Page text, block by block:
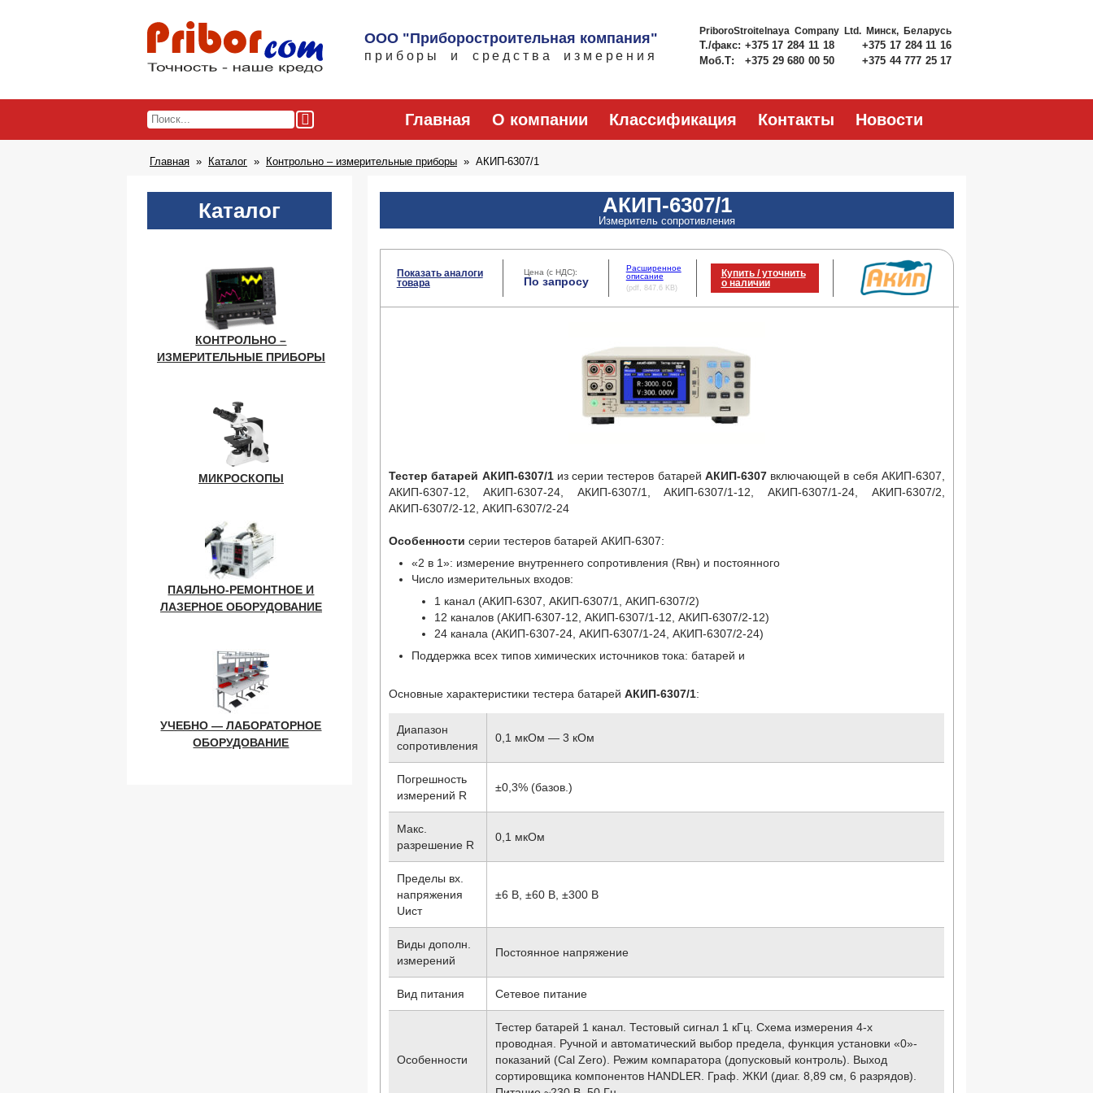
ООО "Приборостроительная компания"
приборы и средства измерения
PriboroStroitelnaya Company Ltd. Минск, Беларусь
Т./факс: +375 17 284 11 18
+375 17 284 11 16
Моб.Т:
+375 29 680 00 50 +375 44 777 25 17
Главная О компании Классификация Контакты Новости
Главная Каталог Контрольно – измерительные приборы АКИП-6307/1
Каталог
КОНТРОЛЬНО –
ИЗМЕРИТЕЛЬНЫЕ ПРИБОРЫ
МИКРОСКОПЫ
ПАЯЛЬНО-РЕМОНТНОЕ И
ЛАЗЕРНОЕ ОБОРУДОВАНИЕ
УЧЕБНО — ЛАБОРАТОРНОЕ
ОБОРУДОВАНИЕ
АКИП-6307/1
Измеритель сопротивления
Показать аналоги
товара
Цена (с НДС):
По запросу
Расширенное
описание
(pdf, 847.6 KB)
Купить / уточнить
о наличии
Тестер батарей АКИП-6307/1из серии тестеров батарей АКИП-6307включающей в себя АКИП-6307,
АКИП-6307-12, АКИП-6307-24, АКИП-6307/1, АКИП-6307/1-12, АКИП-6307/1-24, АКИП-6307/2,
АКИП-6307/2-12, АКИП-6307/2-24
Особенности серии тестеров батарей АКИП-6307:
«2 в 1»: измерение внутреннего сопротивления (Rвн) и постоянного
Число измерительных входов:
1 канал (АКИП-6307, АКИП-6307/1, АКИП-6307/2)
12 каналов (АКИП-6307-12, АКИП-6307/1-12, АКИП-6307/2-12)
24 канала (АКИП-6307-24, АКИП-6307/1-24, АКИП-6307/2-24)
Поддержка всех типов химических источников тока: батарей и
Основные характеристики тестера батарейАКИП-6307/1:
Диапазон
сопротивления
0,1 мкОм — 3 кОм
Погрешность
измерений R
±0,3% (базов.)
Макс.
разрешение R
0,1 мкОм
Пределы вх.
напряжения
Uист
±6 В, ±60 В, ±300 В
Виды дополн.
измерений
Постоянное напряжение
Вид питания Сетевое питание
Особенности
Тестер батарей 1 канал. Тестовый сигнал 1 кГц. Схема измерения 4-х
проводная. Ручной и автоматический выбор предела, функция установки «0»-
показаний (Cal Zero). Режим компаратора (допусковый контроль). Выход
сортировщика компонентов HANDLER. Граф. ЖКИ (диаг. 8,89 см, 6 разрядов).